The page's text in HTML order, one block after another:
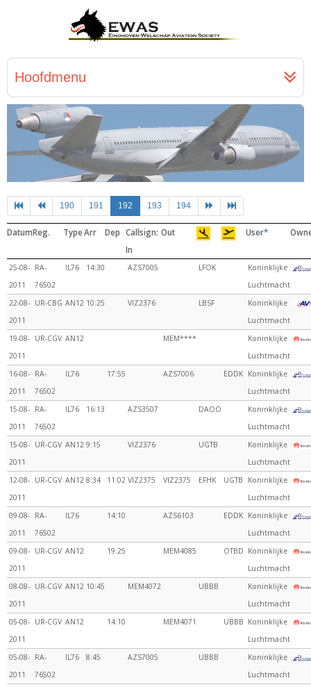
Hoofdmenu
190 191 192 193 194
DatumReg. TypeArr Dep Callsign:
In
Out User*
25-08-
2011
RA-
76502
IL76 14:30 AZS7005 LFOK
Koninklijke
Luchtmacht
22-08-
2011
UR-CBG AN12 10:25 VIZ2376 LBSF
Koninklijke
Luchtmacht
19-08-
2011
UR-CGV AN12 MEM****
Koninklijke
Luchtmacht
16-08-
2011
RA-
76502
IL76 17:55 AZS7006 EDDK Koninklijke
Luchtmacht
15-08-
2011
RA-
76502
IL76 16:13 AZS3507 DAOO
Koninklijke
Luchtmacht
15-08-
2011
UR-CGV AN12 9:15 VIZ2376 UGTB
Koninklijke
Luchtmacht
12-08-
2011
UR-CGV AN12 8:34 11:02 VIZ2375 VIZ2375 EFHK UGTB
Koninklijke
Luchtmacht
09-08-
2011
RA-
76502
IL76 14:10 AZS6103 EDDK Koninklijke
Luchtmacht
09-08-
2011
UR-CGV AN12 19:25 MEM4085 OTBD Koninklijke
Luchtmacht
08-08-
2011
UR-CGV AN12 10:45 MEM4072 UBBB
Koninklijke
Luchtmacht
05-08-
2011
UR-CGV AN12 14:10 MEM4071 UBBB Koninklijke
Luchtmacht
05-08-
2011
RA-
76502
IL76 8:45 AZS7005 UBBB
Koninklijke
Luchtmacht